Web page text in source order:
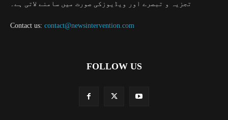
تجزیہ و تبصرے اور ویڈیوزکی صورت میں سامنے لاتی ہے۔
Contact us: contact@newsintervention.com
FOLLOW US